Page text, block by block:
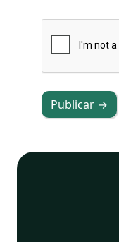
Publicar →